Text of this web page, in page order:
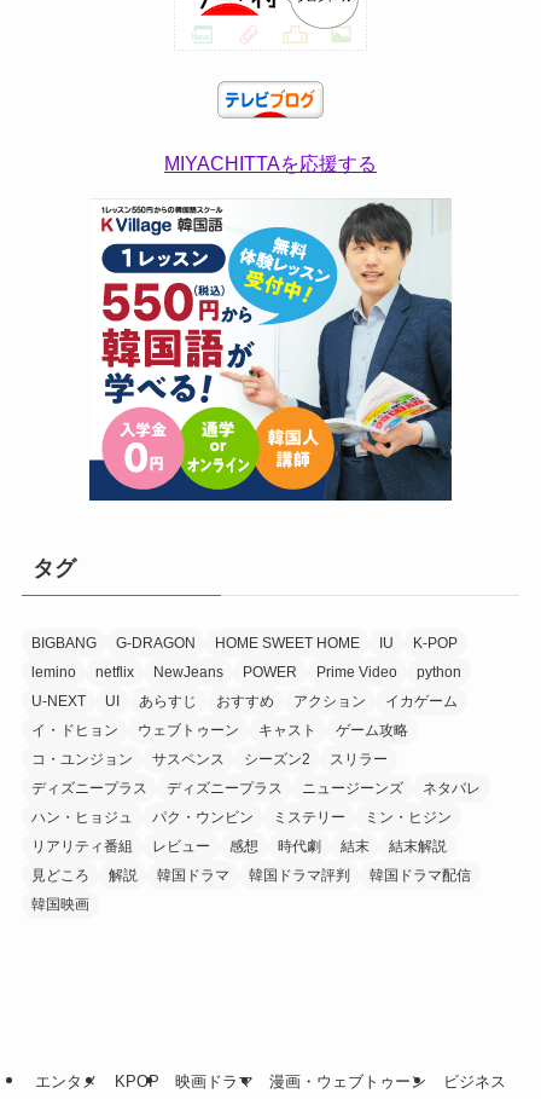
MIYACHITTAを応援する
タグ
BIGBANG G-DRAGON HOME SWEET HOME IU
K-POP
lemino
netflix NewJeans POWER Prime Video
python
U-NEXT
UI あらすじ おすすめ アクション
イカゲーム
イ・ドヒョン
ウェブトゥーン キャスト
ゲーム攻略
コ・ユンジョン
サスペンス シーズン2
スリラー
ディズニープラス
ディズニープラス ニュージーンズ
ネタバレ
ハン・ヒョジュ
パク・ウンビン ミステリー
ミン・ヒジン
リアリティ番組
レビュー 感想 時代劇 結末
結末解説
見どころ
解説 韓国ドラマ 韓国ドラマ評判
韓国ドラマ配信
韓国映画
エンタメ KPOP 映画ドラマ 漫画・ウェブトゥーン ビジネス